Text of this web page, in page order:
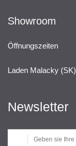
Showroom
Öffnungszeiten
Laden Malacky (SK)
Newsletter